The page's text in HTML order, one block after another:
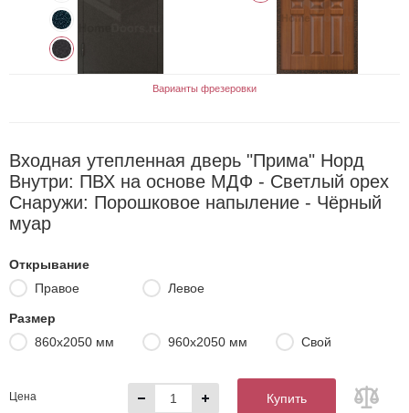
Варианты фрезеровки
Входная утепленная дверь "Прима" Норд
Внутри: ПВХ на основе МДФ - Светлый орех
Снаружи: Порошковое напыление - Чёрный
муар
Открывание
Правое
Левое
Размер
860х2050 мм
960х2050 мм Свой
Цена Купить